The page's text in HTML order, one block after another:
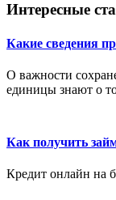
Интересные
Какие сведения
О важности
единицы знают о
Как получить
Кредит онлайн на